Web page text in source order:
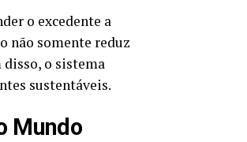
o excedente a
não somente reduz
o sistema
sustentáveis.
Mundo